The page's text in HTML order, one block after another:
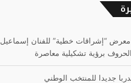
“إشراقات خطية” للفنان إسماعيل
برؤية تشكيلية معاصرة
جديدا للمنتخب الوطني